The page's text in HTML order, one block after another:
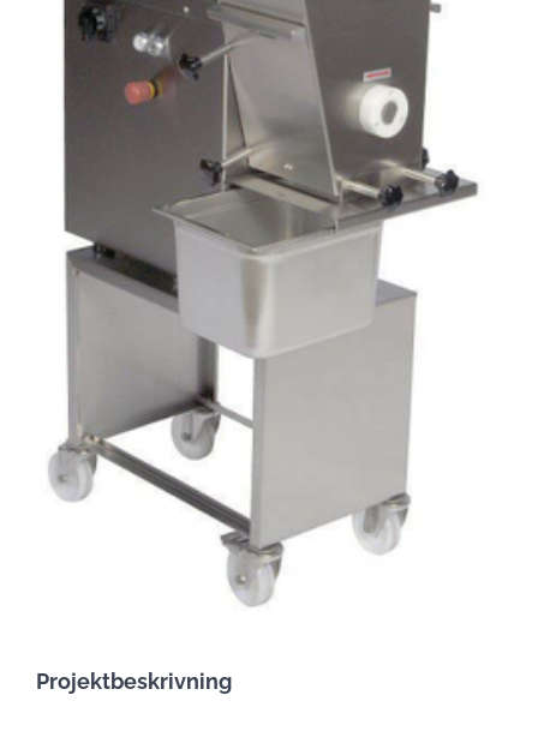
Projektbeskrivning